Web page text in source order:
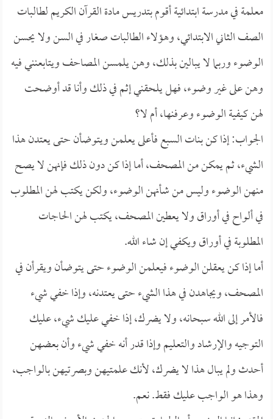
معلمة في مدرسة ابتدائية أقوم بتدريس مادة القرآن الكريم لطالبات
الصف الثاني الابتدائي، وهؤلاء الطالبات صغار في السن ولا يحسن
الوضوء وربما لا يبالين بذلك، وهن يلمسن المصاحف ويتابعنني فيه
وهن على غير وضوء، فهل يلحقني إثم في ذلك وأنا قد أوضحت
لهن كيفية الوضوء وعرفنها، أم لا؟
الجواب: إذا كن بنات السبع فأعلى يعلمن ويتوضأن حتى يعتدن هذا
الشيء، ثم يمكن من المصحف، أما إذا كن دون ذلك فإنهن لا يصح
منهن الوضوء وليس من شأنهن الوضوء، ولكن يكتب لهن المطلوب
في ألواح في أوراق ولا يعطين المصحف، يكتب لهن الحاجات
المطلوبة في أوراق ويكفي إن شاء الله.
أما إذا كن يعقلن الوضوء فيعلمن الوضوء حتى يتوضأن ويقرأن في
المصحف، ويجاهدن في هذا الشيء حتى يعتدنه، وإذا خفي شيء
فالأمر إلى الله سبحانه، ولا يضرك، إذا خفي عليك شيء، عليك
التوجيه والإرشاد والتعليم وإذا قدر أنه خفي شيء وأن بعضهن
أحدث ولم يبال هذا لا يضرك، لأنك علمتيهن وبصرتيهن بالواجب،
وهذا هو الواجب عليك فقط. نعم.